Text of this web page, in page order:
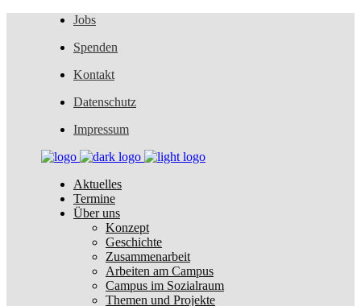
Jobs
Spenden
Kontakt
Datenschutz
Impressum
Aktuelles
Termine
Über uns
Konzept
Geschichte
Zusammenarbeit
Arbeiten am Campus
Campus im Sozialraum
Themen und Projekte